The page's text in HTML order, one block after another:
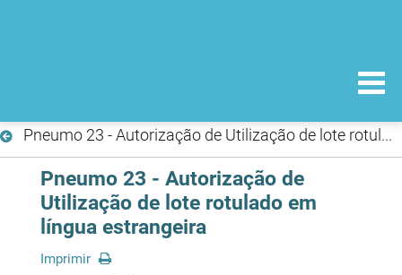
Pneumo 23 - Autorização de Utilização de lote rotulado em língua estrangeira
Pneumo 23 - Autorização de
Utilização de lote rotulado em
língua estrangeira
Imprimir